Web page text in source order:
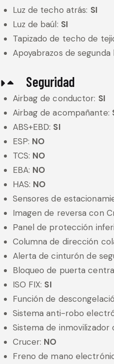
Luz de techo atrás: SI
Luz de baúl: SI
Tapizado de techo de
Apoyabrazos de
Seguridad
Airbag de conductor: SI
Airbag de acompañante:
ABS+EBD: SI
ESP: NO
TCS: NO
EBA: NO
HAS: NO
Sensores de
Imagen de reversa con
Panel de protección
Columna de dirección
Alerta de cinturón de
Bloqueo de puerta
ISO FIX: SI
Función de
Sistema anti-robo
Sistema de inmovilizador
Crucer: NO
Freno de mano